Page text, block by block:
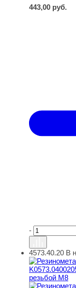
443,00 руб.
-
4573.40.20 В